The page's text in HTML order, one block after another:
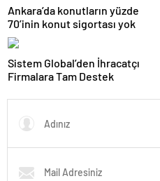
Ankara’da konutların yüzde
70’inin konut sigortası yok
Sistem Global’den İhracatçı
Firmalara Tam Destek